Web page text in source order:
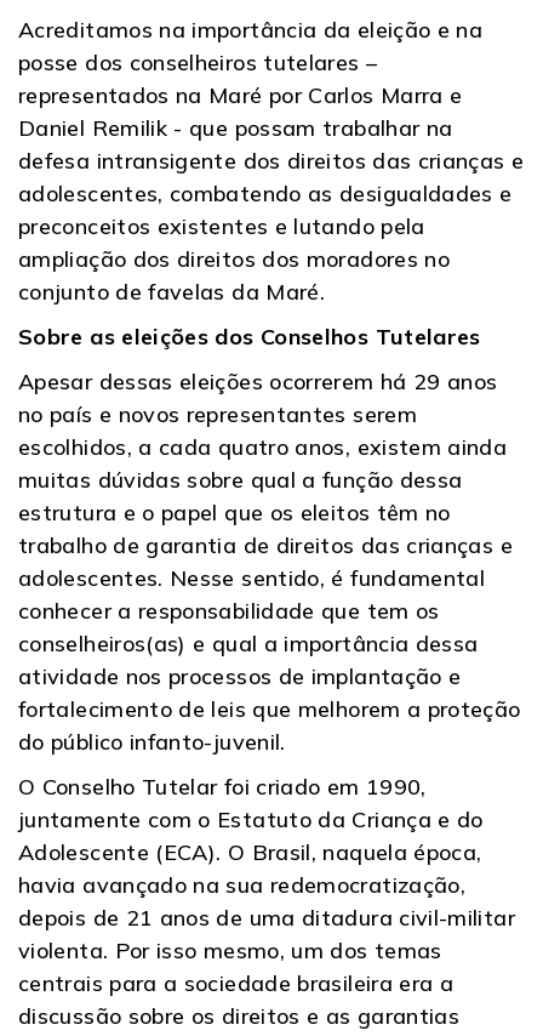
Acreditamos na importância da eleição e na
posse dos conselheiros tutelares –
representados na Maré por Carlos Marra e
Daniel Remilik - que possam trabalhar na
defesa intransigente dos direitos das crianças e
adolescentes, combatendo as desigualdades e
preconceitos existentes e lutando pela
ampliação dos direitos dos moradores no
conjunto de favelas da Maré.
Sobre as eleições dos Conselhos Tutelares
Apesar dessas eleições ocorrerem há 29 anos
no país e novos representantes serem
escolhidos, a cada quatro anos, existem ainda
muitas dúvidas sobre qual a função dessa
estrutura e o papel que os eleitos têm no
trabalho de garantia de direitos das crianças e
adolescentes. Nesse sentido, é fundamental
conhecer a responsabilidade que tem os
conselheiros(as) e qual a importância dessa
atividade nos processos de implantação e
fortalecimento de leis que melhorem a proteção
do público infanto-juvenil.
O Conselho Tutelar foi criado em 1990,
juntamente com o Estatuto da Criança e do
Adolescente (ECA). O Brasil, naquela época,
havia avançado na sua redemocratização,
depois de 21 anos de uma ditadura civil-militar
violenta. Por isso mesmo, um dos temas
centrais para a sociedade brasileira era a
discussão sobre os direitos e as garantias